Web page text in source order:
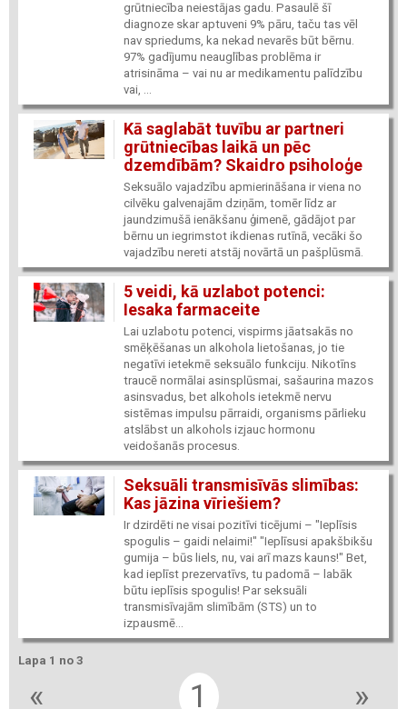
grūtniecība neiestājas gadu. Pasaulē šī
diagnoze skar aptuveni 9% pāru, taču tas vēl
nav spriedums, ka nekad nevarēs būt bērnu.
97% gadījumu neauglības problēma ir
atrisināma – vai nu ar medikamentu palīdzību
vai, ...
Kā saglabāt tuvību ar partneri
grūtniecības laikā un pēc
dzemdībām? Skaidro psiholoģe
Seksuālo vajadzību apmierināšana ir viena no
cilvēku galvenajām dziņām, tomēr līdz ar
jaundzimušā ienākšanu ģimenē, gādājot par
bērnu un iegrimstot ikdienas rutīnā, vecāki šo
vajadzību nereti atstāj novārtā un pašplūsmā.
5 veidi, kā uzlabot potenci:
Iesaka farmaceite
Lai uzlabotu potenci, vispirms jāatsakās no
smēķēšanas un alkohola lietošanas, jo tie
negatīvi ietekmē seksuālo funkciju. Nikotīns
traucē normālai asinsplūsmai, sašaurina mazos
asinsvadus, bet alkohols ietekmē nervu
sistēmas impulsu pārraidi, organisms pārlieku
atslābst un alkohols izjauc hormonu
veidošanās procesus.
Seksuāli transmisīvās slimības:
Kas jāzina vīriešiem?
Ir dzirdēti ne visai pozitīvi ticējumi – "Ieplīsis
spogulis – gaidi nelaimi!" "Ieplīsusi apakšbikšu
gumija – būs liels, nu, vai arī mazs kauns!" Bet,
kad ieplīst prezervatīvs, tu padomā – labāk
būtu ieplīsis spogulis! Par seksuāli
transmisīvajām slimībām (STS) un to
izpausmē...
Lapa 1 no 3
« 1 »